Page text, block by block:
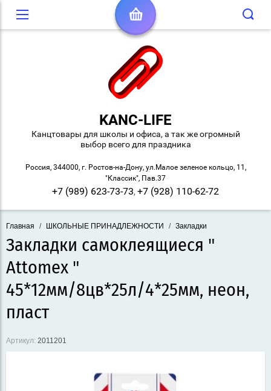
KANC-LIFE
Канцтовары для школы и офиса, а так же огромный
выбор всего для праздника
Россия, 344000, г. Ростов-на-Дону, ул.Малое зеленое кольцо, 11,
"Классик", Пав.37
+7 (989) 623-73-73, +7 (928) 110-62-72
Главная / ШКОЛЬНЫЕ ПРИНАДЛЕЖНОСТИ / Закладки
Закладки самоклеящиеся "
Attomex "
45*12мм/8цв*25л/4*25мм, неон,
пласт
Артикул: 2011201